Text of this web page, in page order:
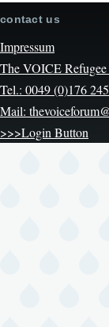
contact us
Impressum
The VOICE Refugee
Tel.: 0049 (0)176
Mail:
>>>Login Button